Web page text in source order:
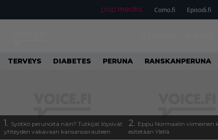
Como.fi Episodi.fi
TERVEYS DIABETES PERUNA RANSKANPERUNA
1. Syötkö perunoita näin? Tutkijat löysivät
yhteyden vakavaan kansansairauteen
2. Eppu Normaalin viimeinen
esitetään Ylellä